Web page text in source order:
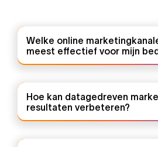
Welke online
meest effectief voor mijn
Hoe kan datagedreven
resultaten verbeteren?